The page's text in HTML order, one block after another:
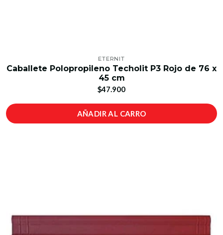
ETERNIT
Caballete Polopropileno Techolit P3 Rojo de 76 x
45 cm
$47.900
AÑADIR AL CARRO